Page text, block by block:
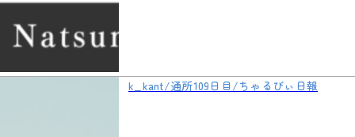
k_kant/通所109日目/ちゃるびぃ日報